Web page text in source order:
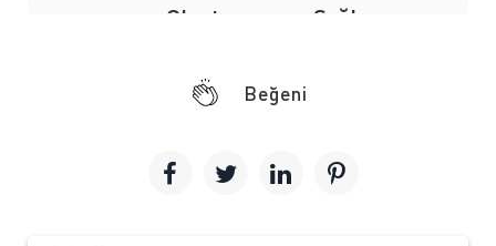
Oluşturmanızı Sağlıyor
Beğeni